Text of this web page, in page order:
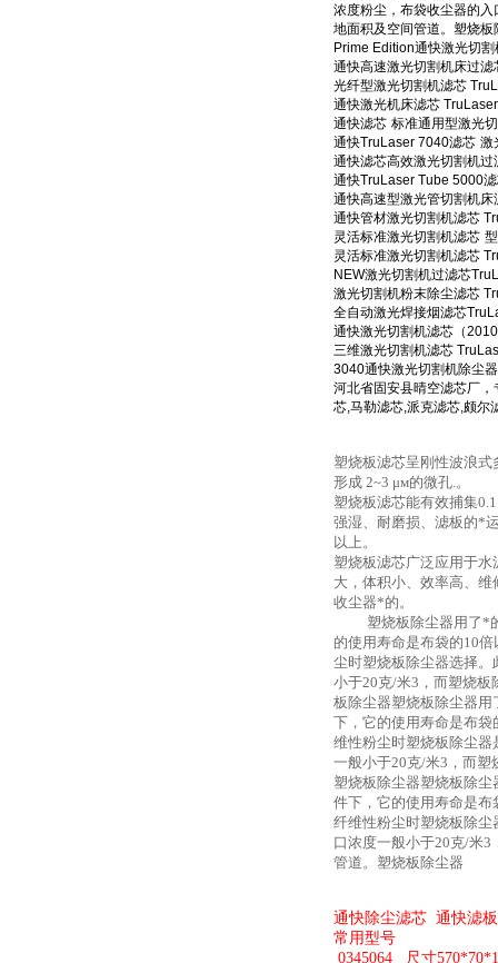
浓度粉尘，布袋收尘器的入
地面积及空间管道。塑烧板
Prime Edition通快激光切割
通快高速激光切割机床过滤
光纤型激光切割机滤芯
通快激光机床滤芯
通快滤芯 标准通用型激光
通快TruLaser 7040滤芯 激
通快滤芯高效激光切割机过
通快TruLaser Tube 5000
通快高速型激光管切割机床
通快管材激光切割机滤芯
灵活标准激光切割机滤芯
灵活标准激光切割机滤芯
NEW激光切割机过滤芯
激光切割机粉末除尘滤芯
全自动激光焊接烟滤芯
通快激光切割机滤芯（2010
三维激光切割机滤芯
3040通快激光切割机除尘
河北省固安县晴空滤芯厂
芯,马勒滤芯,派克滤芯,颇尔
塑烧板滤芯呈刚性波浪
形成 2~3 μм的微孔.。
塑烧板滤芯能有效捕集
强湿、耐磨损、滤板的*
以上。
塑烧板滤芯广泛应用于
大，体积小、效率高、
收尘器*的。
塑烧板除尘器用了*的
的使用寿命是布袋的10
尘时塑烧板除尘器选择
小于20克/米3，而塑烧板
板除尘器塑烧板除尘器
下，它的使用寿命是布
维性粉尘时塑烧板除尘
一般小于20克/米3，而塑
塑烧板除尘器塑烧板除
件下，它的使用寿命是
纤维性粉尘时塑烧板除
口浓度一般小于20克/米
管道。塑烧板除尘器
通快除尘滤芯 通快滤板
常用型号
0345064
尺寸